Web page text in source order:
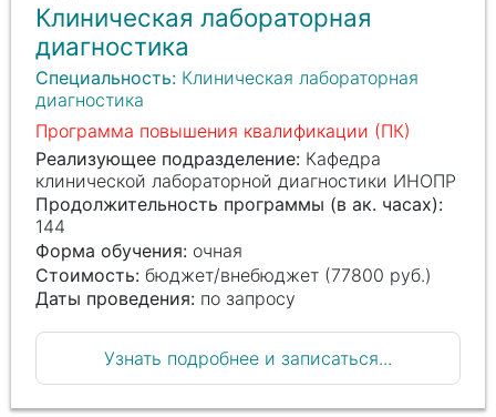
Клиническая лабораторная
диагностика
Специальность:
диагностика
Программа повышения квалификации (ПК)
Реализующее подразделение: Кафедра
клинической лабораторной диагностики ИНОПР
Продолжительность программы (в ак. часах):
144
Форма обучения: очная
Стоимость:бюджет/внебюджет (77800 руб.)
Даты проведения: по запросу
Узнать подробнее и записаться...